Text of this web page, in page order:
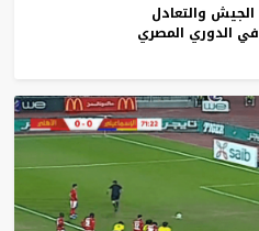
الجيش والتعادل
في الدوري المصري